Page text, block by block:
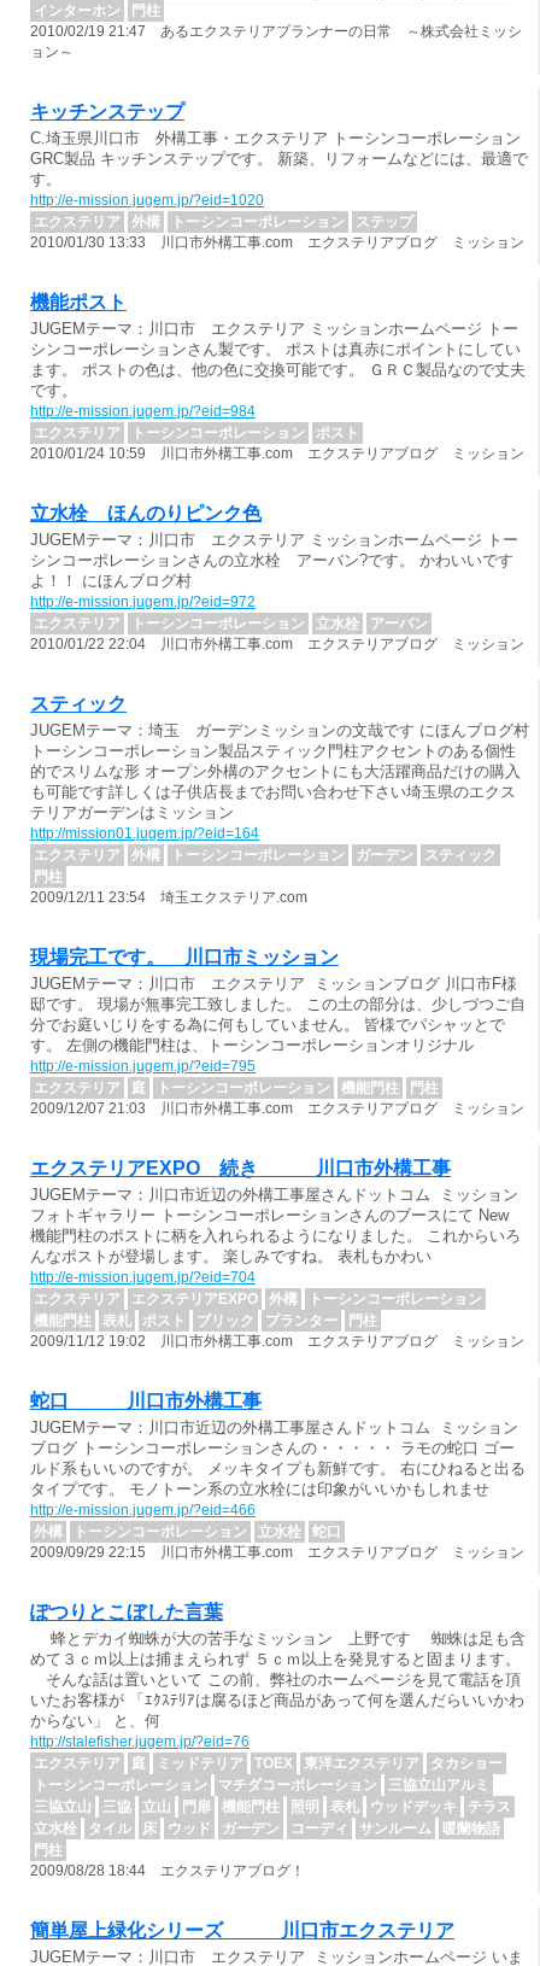
インターホン
門柱
2010/02/19 21:47 あるエクステリアプランナーの日常 ～株式会社ミッシ
ョン～
キッチンステップ
C.埼玉県川口市 外構工事・エクステリア トーシンコーポレーション
GRC製品 キッチンステップです。 新築、リフォームなどには、最適で
す。
http://e-mission.jugem.jp/?eid=1020
エクステリア
外構 トーシンコーポレーション
ステップ
2010/01/30 13:33 川口市外構工事.com エクステリアブログ ミッション
機能ポスト
JUGEMテーマ：川口市 エクステリア ミッションホームページ トー
シンコーポレーションさん製です。 ポストは真赤にポイントにしてい
ます。 ポストの色は、他の色に交換可能です。 ＧＲＣ製品なので丈夫
です。
http://e-mission.jugem.jp/?eid=984
エクステリア
トーシンコーポレーション
ポスト
2010/01/24 10:59 川口市外構工事.com エクステリアブログ ミッション
立水栓 ほんのりピンク色
JUGEMテーマ：川口市 エクステリア ミッションホームページ トー
シンコーポレーションさんの立水栓 アーバン?です。 かわいいです
よ！！ にほんブログ村
http://e-mission.jugem.jp/?eid=972
エクステリア
トーシンコーポレーション 立水栓
アーバン
2010/01/22 22:04 川口市外構工事.com エクステリアブログ ミッション
スティック
JUGEMテーマ：埼玉 ガーデンミッションの文哉です にほんブログ村
トーシンコーポレーション製品スティック門柱アクセントのある個性
的でスリムな形 オープン外構のアクセントにも大活躍商品だけの購入
も可能です詳しくは子供店長までお問い合わせ下さい埼玉県のエクス
テリアガーデンはミッション
http://mission01.jugem.jp/?eid=164
エクステリア
外構 トーシンコーポレーション ガーデン
スティック
門柱
2009/12/11 23:54 埼玉エクステリア.com
現場完工です。 川口市ミッション
JUGEMテーマ：川口市 エクステリア ミッションブログ 川口市F様
邸です。 現場が無事完工致しました。 この土の部分は、少しづつご自
分でお庭いじりをする為に何もしていません。 皆様でパシャッとで
す。 左側の機能門柱は、トーシンコーポレーションオリジナル
http://e-mission.jugem.jp/?eid=795
エクステリア
庭 トーシンコーポレーション 機能門柱
門柱
2009/12/07 21:03 川口市外構工事.com エクステリアブログ ミッション
エクステリアEXPO 続き 川口市外構工事
JUGEMテーマ：川口市近辺の外構工事屋さんドットコム ミッション
フォトギャラリー トーシンコーポレーションさんのブースにて New
機能門柱のポストに柄を入れられるようになりました。 これからいろ
んなポストが登場します。 楽しみですね。 表札もかわい
http://e-mission.jugem.jp/?eid=704
エクステリア
エクステリアEXPO 外構
トーシンコーポレーション
機能門柱
表札 ポスト ブリック プランター
門柱
2009/11/12 19:02 川口市外構工事.com エクステリアブログ ミッション
蛇口 川口市外構工事
JUGEMテーマ：川口市近辺の外構工事屋さんドットコム ミッション
ブログ トーシンコーポレーションさんの・・・・・ ラモの蛇口 ゴー
ルド系もいいのですが。 メッキタイプも新鮮です。 右にひねると出る
タイプです。 モノトーン系の立水栓には印象がいいかもしれませ
http://e-mission.jugem.jp/?eid=466
外構
トーシンコーポレーション 立水栓
蛇口
2009/09/29 22:15 川口市外構工事.com エクステリアブログ ミッション
ぽつりとこぼした言葉
蜂とデカイ蜘蛛が大の苦手なミッション 上野です 蜘蛛は足も含
めて３ｃｍ以上は捕まえられず ５ｃｍ以上を発見すると固まります。
そんな話は置いといて この前、弊社のホームページを見て電話を頂
いたお客様が 「ｴｸｽﾃﾘｱは腐るほど商品があって何を選んだらいいかわ
からない」 と、何
http://stalefisher.jugem.jp/?eid=76
エクステリア
庭 ミッドテリア TOEX 東洋エクステリア
タカショー
トーシンコーポレーション
マチダコーポレーション
三協立山アルミ
三協立山
三協 立山 門扉 機能門柱 照明 表札 ウッドデッキ
テラス
立水栓
タイル 床 ウッド ガーデン コーディ サンルーム
暖蘭物語
門柱
2009/08/28 18:44 エクステリアブログ！
簡単屋上緑化シリーズ 川口市エクステリア
JUGEMテーマ：川口市 エクステリア ミッションホームページ いま